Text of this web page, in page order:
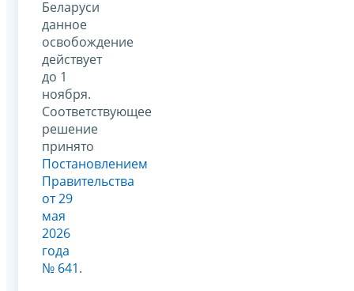
Беларуси
данное
освобождение
действует
до 1
ноября.
Соответствующее
решение
принято
Постановлением
Правительства
от 29
мая
2026
года
№ 641.